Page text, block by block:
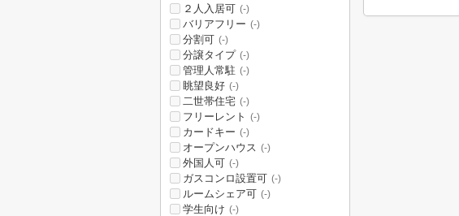
２人入居可 (-)
バリアフリー (-)
分割可 (-)
分譲タイプ (-)
管理人常駐 (-)
眺望良好 (-)
二世帯住宅 (-)
フリーレント (-)
カードキー (-)
オープンハウス (-)
外国人可 (-)
ガスコンロ設置可 (-)
ルームシェア可 (-)
学生向け (-)